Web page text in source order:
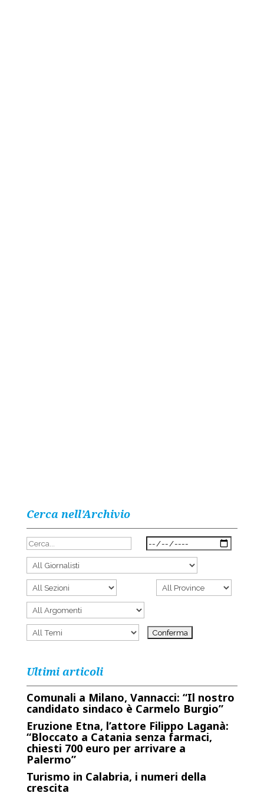
Cerca nell’Archivio
Ultimi articoli
Comunali a Milano, Vannacci: “Il nostro
candidato sindaco è Carmelo Burgio”
Eruzione Etna, l’attore Filippo Laganà:
“Bloccato a Catania senza farmaci,
chiesti 700 euro per arrivare a
Palermo”
Turismo in Calabria, i numeri della
crescita